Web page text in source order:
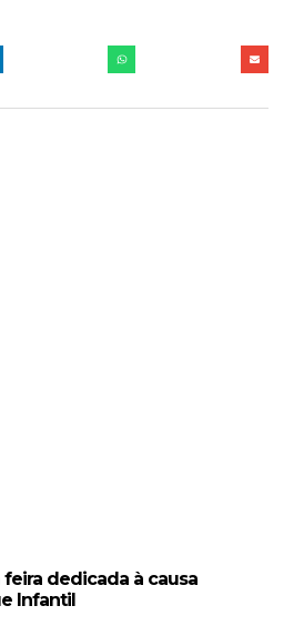
feira dedicada à causa
Infantil